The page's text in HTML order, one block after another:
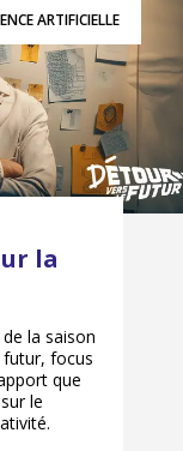
ARTIFICIELLE
la
la saison
focus
que
le